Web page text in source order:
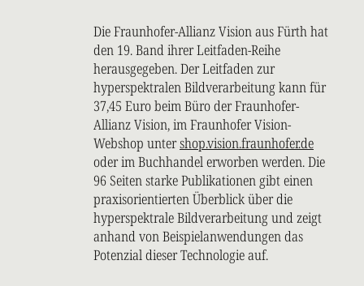
Die Fraunhofer-Allianz Vision aus Fürth hat
den 19. Band ihrer Leitfaden-Reihe
herausgegeben. Der Leitfaden zur
hyperspektralen Bildverarbeitung kann für
37,45 Euro beim Büro der Fraunhofer-
Allianz Vision, im Fraunhofer Vision-
Webshop untershop.vision.fraunhofer.de
oder im Buchhandel erworben werden. Die
96 Seiten starke Publikationen gibt einen
praxisorientierten Überblick über die
hyperspektrale Bildverarbeitung und zeigt
anhand von Beispielanwendungen das
Potenzial dieser Technologie auf.